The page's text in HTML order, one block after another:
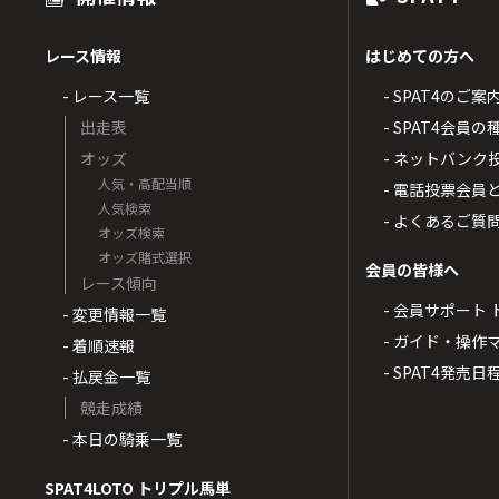
レース情報
- レース一覧
出走表
オッズ
人気・高配当順
人気検索
オッズ検索
オッズ賭式選択
レース傾向
- 変更情報一覧
- 着順速報
- 払戻金一覧
競走成績
- 本日の騎乗一覧
SPAT4LOTO トリプル馬単
はじめての方へ
- SPAT4のご案
- SPAT4会員の
- ネットバンク
- 電話投票会員
- よくあるご質
会員の皆様へ
- 会員サポート
- ガイド・操作
- SPAT4発売日